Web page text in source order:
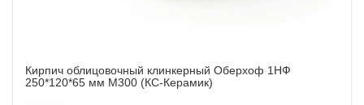
Заказать
Кирпич облицовочный клинкерный Оберхоф 1НФ
250*120*65 мм М300 (КС-Керамик)